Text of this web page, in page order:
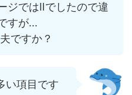
ジではⅡでしたので違
すが...
ですか？
い項目です